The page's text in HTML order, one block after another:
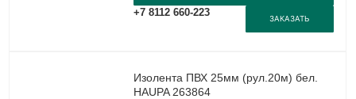
+7 8112 660-223
ЗАКАЗАТЬ
Изолента ПВХ 25мм (рул.20м) бел.
HAUPA 263864